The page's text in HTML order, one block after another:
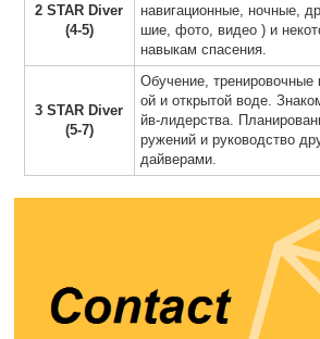
2 STAR Diver
(4-5)
навигационные, ночные,
шие, фото, видео ) и
навыкам спасения.
3 STAR Diver
(5-7)
Обучение, тренировочные
ой и открытой воде.
йв-лидерства.
ружений и руководство
дайверами.